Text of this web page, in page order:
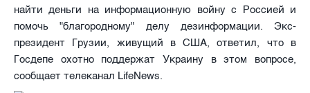
найти деньги на информационную войну с Россией и
помочь "благородному" делу дезинформации. Экс-
президент Грузии, живущий в США, ответил, что в
Госдепе охотно поддержат Украину в этом вопросе,
сообщает телеканал LifeNews.